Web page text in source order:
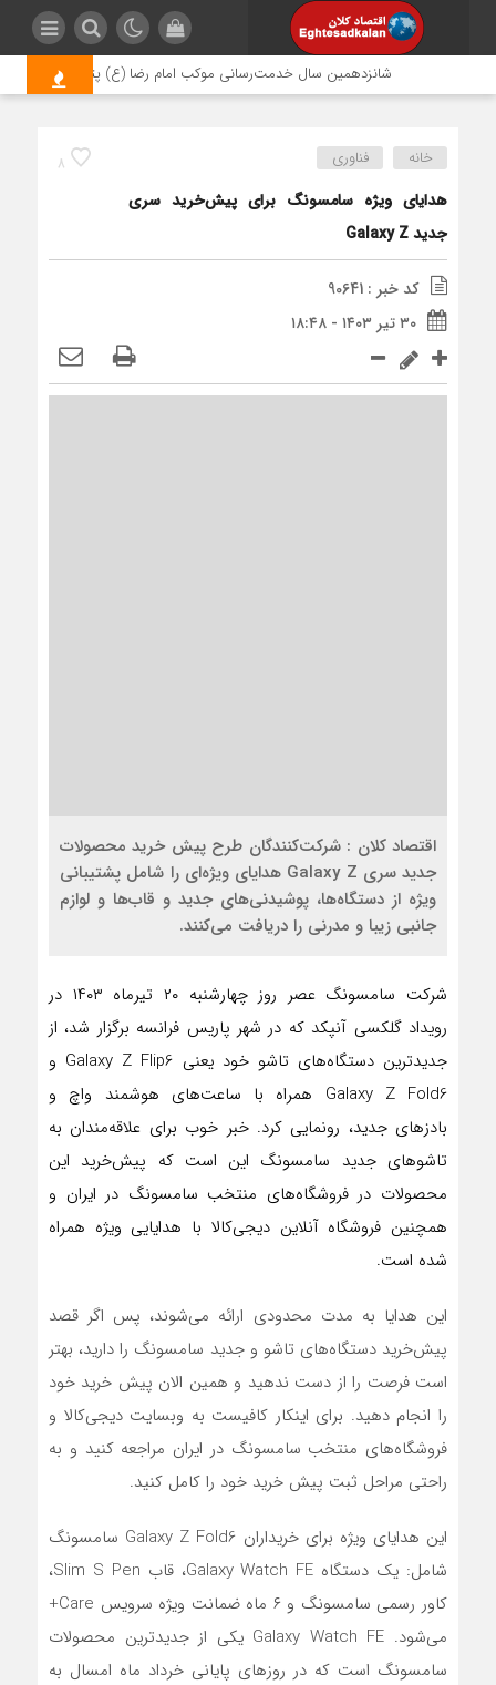
شانزدهمین سال خدمت‌رسانی موکب امام رضا (ع) پتروشیمی اروند؛
8 خانه فناوری
هدایای ویژه سامسونگ برای پیش‌خرید سری
جدید Galaxy Z
کد خبر : 90641
۳۰ تیر ۱۴۰۳ - ۱۸:۴۸
اقتصاد کلان : شرکت‌کنندگان طرح پیش‌ خرید محصولات
جدید سری Galaxy Z هدایای ویژه‌ای را شامل پشتیبانی
ویژه از دستگاه‌ها، پوشیدنی‌های جدید و قاب‌ها و لوازم
جانبی زیبا و مدرنی را دریافت می‌کنند.
شرکت سامسونگ عصر روز چهارشنبه ۲۰ تیرماه ۱۴۰۳ در
رویداد گلکسی آنپکد که در شهر پاریس فرانسه برگزار شد، از
جدیدترین دستگاه‌های تاشو خود یعنی Galaxy Z Flip6 و
Galaxy Z Fold6 همراه با ساعت‌های هوشمند واچ و
بادزهای جدید، رونمایی کرد. خبر خوب برای علاقه‌مندان به
تاشوهای جدید سامسونگ این است که پیش‌خرید این
محصولات در فروشگاه‌های منتخب سامسونگ در ایران و
همچنین فروشگاه آنلاین دیجی‌کالا با هدایایی ویژه همراه
شده است.
این هدایا به مدت محدودی ارائه می‌شوند، پس اگر قصد
پیش‌خرید دستگاه‌های تاشو و جدید سامسونگ را دارید، بهتر
است فرصت را از دست ندهید و همین الان پیش ‌خرید خود
را انجام دهید. برای اینکار کافیست به وبسایت دیجی‌کالا و
فروشگاه‌های منتخب سامسونگ در ایران مراجعه کنید و به
راحتی مراحل ثبت پیش‌ خرید خود را کامل کنید.
این هدایای ویژه برای خریداران Galaxy Z Fold6 سامسونگ
شامل: یک دستگاه Galaxy Watch FE، قاب Slim S Pen،
کاور رسمی سامسونگ و ۶ ماه ضمانت ویژه سرویس Care+
می‌شود. Galaxy Watch FE یکی از جدیدترین محصولات
سامسونگ است که در روزهای پایانی خرداد ماه امسال به